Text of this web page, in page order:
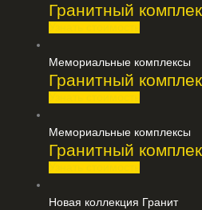
Гранитный
Мемориальные комплексы
Гранитный
Мемориальные комплексы
Гранитный
Новая коллекция Гранит